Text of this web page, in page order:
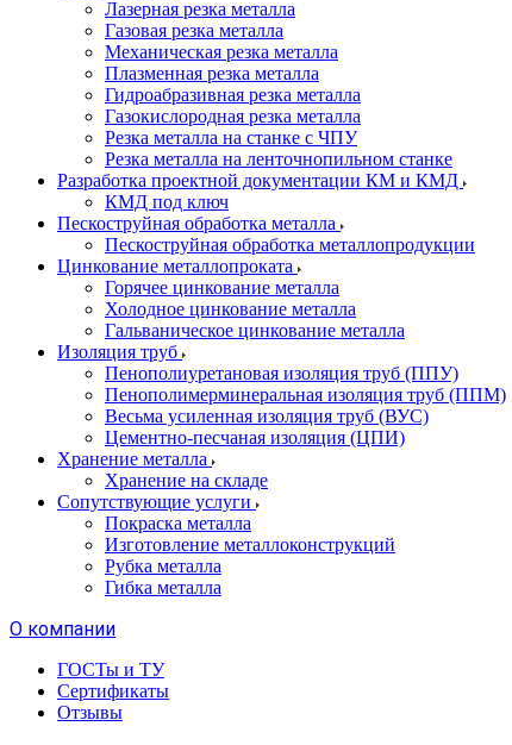
Лазерная резка металла
Газовая резка металла
Механическая резка металла
Плазменная резка металла
Гидроабразивная резка металла
Газокислородная резка металла
Резка металла на станке с ЧПУ
Резка металла на ленточнопильном станке
Разработка проектной документации КМ и КМД
КМД под ключ
Пескоструйная обработка металла
Пескоструйная обработка металлопродукции
Цинкование металлопроката
Горячее цинкование металла
Холодное цинкование металла
Гальваническое цинкование металла
Изоляция труб
Пенополиуретановая изоляция труб (ППУ)
Пенополимерминеральная изоляция труб (ППМ)
Весьма усиленная изоляция труб (ВУС)
Цементно-песчаная изоляция (ЦПИ)
Хранение металла
Хранение на складе
Сопутствующие услуги
Покраска металла
Изготовление металлоконструкций
Рубка металла
Гибка металла
О компании
ГОСТы и ТУ
Сертификаты
Отзывы